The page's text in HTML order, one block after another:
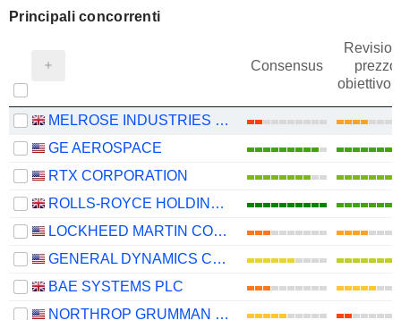
Principali concorrenti
Consensus
prezzo
obiettivo
MELROSE INDUSTRIES PLC
GE AEROSPACE
RTX CORPORATION
ROLLS-ROYCE HOLDINGS PLC
LOCKHEED MARTIN CORPORATION
GENERAL DYNAMICS CORPORATION
BAE SYSTEMS PLC
NORTHROP GRUMMAN CORPORATION